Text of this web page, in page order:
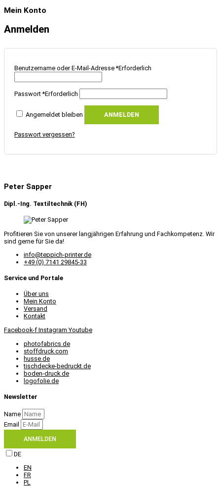
Mein Konto
Anmelden
Benutzername oder E-Mail-Adresse*Erforderlich
Passwort*Erforderlich
Angemeldet bleiben ANMELDEN
Passwort vergessen?
Peter Sapper
Dipl.-Ing. Textiltechnik (FH)
Profitieren Sie von unserer langjährigen Erfahrung und Fachkompetenz. Wir
sind gerne für Sie da!
info@teppich-printer.de
+49 (0) 7141 29845-33
Service und Portale
Über uns
Mein Konto
Versand
Kontakt
Facebook-f Instagram Youtube
photofabrics.de
stoffdruck.com
husse.de
tischdecke-bedruckt.de
boden-druck.de
logofolie.de
Newsletter
Name
Email
ANMELDEN
DE
EN
FR
PL